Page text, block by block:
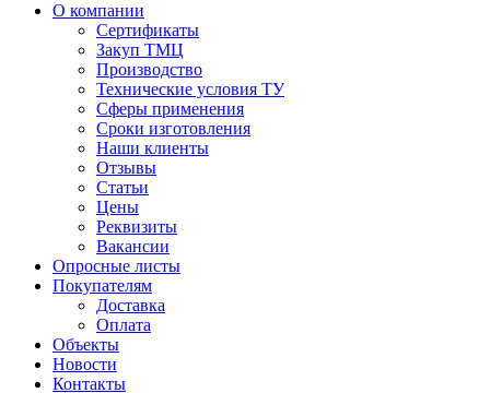
О компании
Сертификаты
Закуп ТМЦ
Производство
Технические условия ТУ
Сферы применения
Сроки изготовления
Наши клиенты
Отзывы
Статьи
Цены
Реквизиты
Вакансии
Опросные листы
Покупателям
Доставка
Оплата
Объекты
Новости
Контакты